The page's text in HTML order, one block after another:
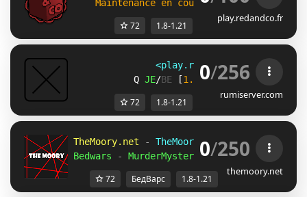
Maintenance en cours ...
play.redandco.fr
72 1.8-1.21
<play.rumiserver.com>
C JE/BE [1.8-1.21] 適当運用鯖
0/256
rumiserver.com
72 1.8-1.21
TheMoory.net - TheMoory Network
1.8-
Bedwars
- MurderMystery - Skywars »
0/250
themoory.net
72 БедВарс 1.8-1.21